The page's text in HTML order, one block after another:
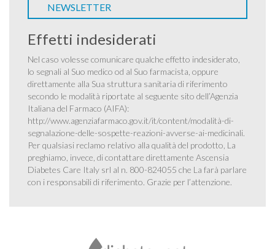
NEWSLETTER
Effetti indesiderati
Nel caso volesse comunicare qualche effetto indesiderato,
lo segnali al Suo medico od al Suo farmacista, oppure
direttamente alla Sua struttura sanitaria di riferimento
secondo le modalità riportate al seguente sito dell’Agenzia
Italiana del Farmaco (AIFA):
http://www.agenziafarmaco.gov.it/it/content/modalità-di-
segnalazione-delle-sospette-reazioni-avverse-ai-medicinali.
Per qualsiasi reclamo relativo alla qualità del prodotto, La
preghiamo, invece, di contattare direttamente Ascensia
Diabetes Care Italy srl al n. 800-824055 che La farà parlare
con i responsabili di riferimento. Grazie per l’attenzione.